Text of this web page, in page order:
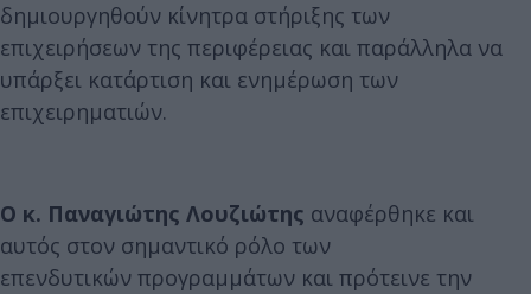
δημιουργηθούν κίνητρα στήριξης των
επιχειρήσεων της περιφέρειας και παράλληλα να
υπάρξει κατάρτιση και ενημέρωση των
επιχειρηματιών.
Ο κ. Παναγιώτης Λουζιώτης αναφέρθηκε και
αυτός στον σημαντικό ρόλο των
επενδυτικών προγραμμάτων και πρότεινε την